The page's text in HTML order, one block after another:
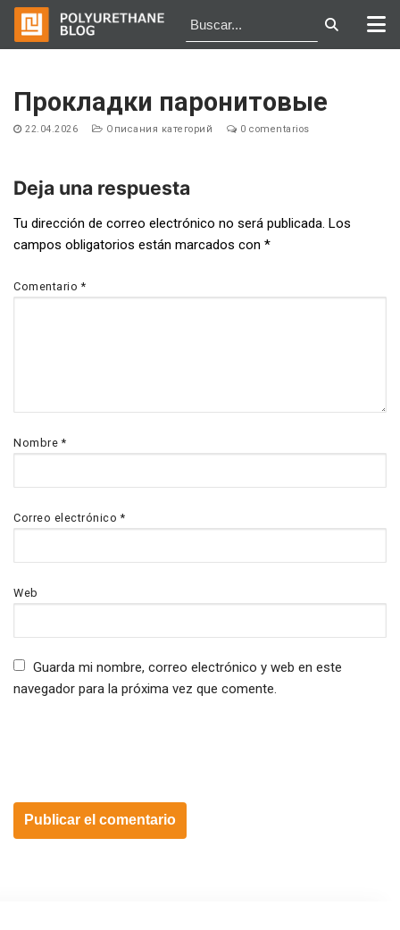
contenido
Прокладки паронитовые
22.04.2026 Описания категорий 0 comentarios
Navegación
de
entradas
Deja una respuesta
Tu dirección de correo electrónico no será publicada. Los
campos obligatorios están marcados con *
Comentario*
Nombre*
Correo electrónico*
Web
Guarda mi nombre, correo electrónico y web en este
navegador para la próxima vez que comente.